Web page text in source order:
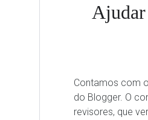
Ajudar
Contamos com
do Blogger. O
revisores, que